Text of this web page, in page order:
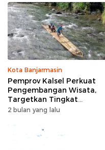
Kota Banjarmasin
Pemprov Kalsel Perkuat
Pengembangan Wisata,
Targetkan Tingkat
Kunjungan Naik 5 Persen di
2 bulan yang lalu